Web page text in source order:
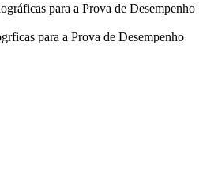
para a Prova de Desempenho
para a Prova de Desempenho